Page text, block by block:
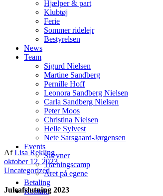
Hjælper & part
Klubtøj
Ferie
Sommer ridelejr
Bestyrelsen
News
Team
Sigurd Nielsen
Martine Sandberg
Pernille Hoff
Leonora Sandberg Nielsen
Carla Sandberg Nielsen
Peter Moos
Christina Nielsen
Helle Sylvest
Nete Sarsgaard-Jørgensen
Events
Stævner
Træningscamp
Året på egene
Betaling
Kontakt
AfLisa Rekling
oktober 12, 2023
Uncategorized
Juleafslutning 2023